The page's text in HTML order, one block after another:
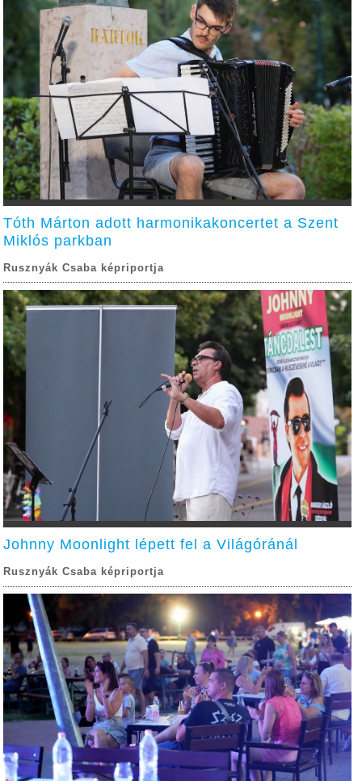
Tóth Márton adott harmonikakoncertet a Szent
Miklós parkban
Rusznyák Csaba képriportja
Johnny Moonlight lépett fel a Világóránál
Rusznyák Csaba képriportja